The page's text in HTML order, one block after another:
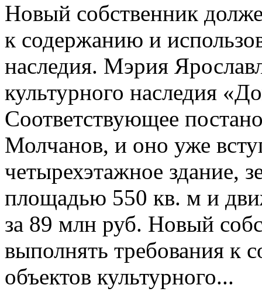
Новый собственник
к содержанию и
наследия. Мэрия
культурного наследия
Соответствующее
Молчанов, и оно уже
четырехэтажное здание,
площадью 550 кв. м и
за 89 млн руб. Новый
выполнять требования к
объектов культурного...